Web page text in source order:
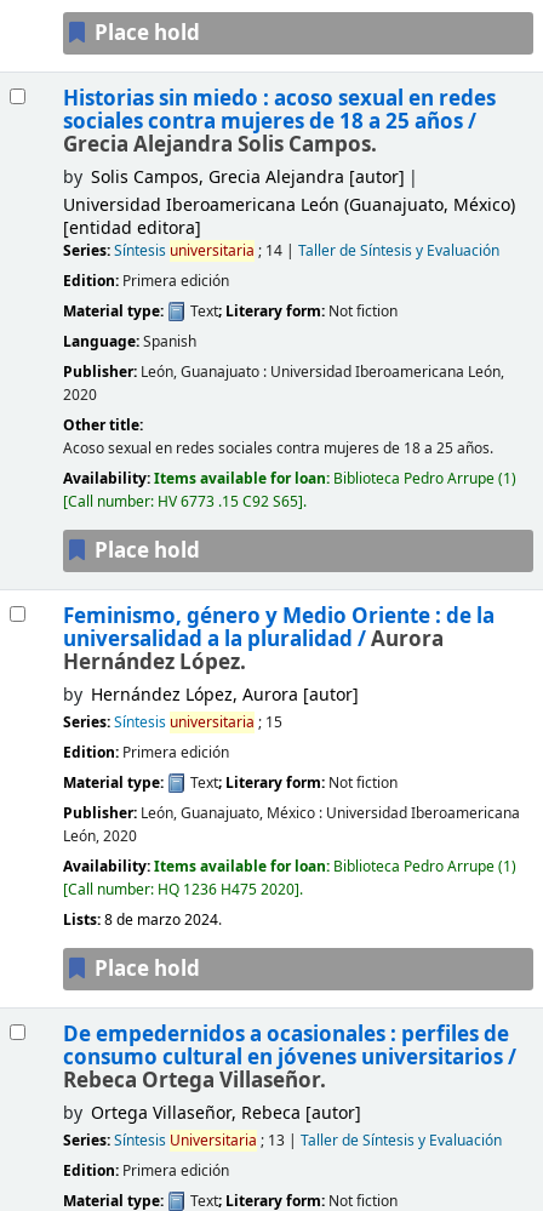
Place hold
Historias sin miedo : acoso sexual en redes
sociales contra mujeres de 18 a 25 años /
Grecia Alejandra Solis Campos.
by Solis Campos, Grecia Alejandra [autor]
Universidad Iberoamericana León (Guanajuato, México)
[entidad editora]
Series:Síntesis universitaria ; 14| Taller de Síntesis y Evaluación
Edition: Primera edición
Material type:
Text; Literary form: Not fiction
Language:Spanish
Publisher: León, Guanajuato : Universidad Iberoamericana León,
2020
Other title:
Acoso sexual en redes sociales contra mujeres de 18 a 25 años.
Availability:Items available for loan: Biblioteca Pedro Arrupe(1)
Call number: HV 6773 .15 C92 S65 .
Place hold
Feminismo, género y Medio Oriente : de la
universalidad a la pluralidad /Aurora
Hernández López.
by Hernández López, Aurora [autor]
Series:Síntesis universitaria ; 15
Edition: Primera edición
Material type:
Text; Literary form: Not fiction
Publisher: León, Guanajuato, México : Universidad Iberoamericana
León,2020
Availability:Items available for loan: Biblioteca Pedro Arrupe(1)
Call number: HQ 1236 H475 2020 .
Lists:8 de marzo 2024.
Place hold
De empedernidos a ocasionales : perfiles de
consumo cultural en jóvenes universitarios /
Rebeca Ortega Villaseñor.
by Ortega Villaseñor, Rebeca [autor]
Series:Síntesis Universitaria ; 13| Taller de Síntesis y Evaluación
Edition: Primera edición
Material type:
Text; Literary form: Not fiction